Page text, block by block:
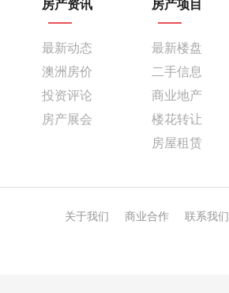
最新动态
澳洲房价
投资评论
房产展会
最新楼盘
二手信息
商业地产
楼花转让
房屋租赁
关于我们 商业合作 联系我们